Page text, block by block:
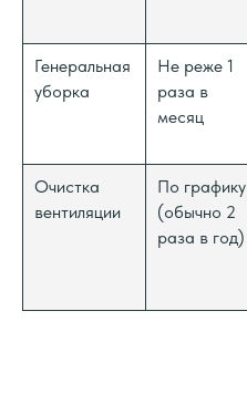
Генеральная
уборка
Не реже 1
раза в
месяц
Очистка
вентиляции
По графику
(обычно 2
раза в год)